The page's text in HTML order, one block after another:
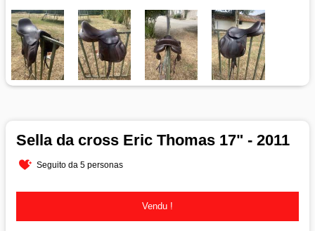
Sella da cross Eric Thomas 17" - 2011
Seguito da 5 personas
Vendu !